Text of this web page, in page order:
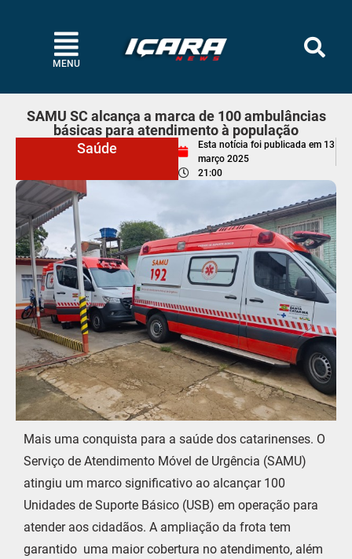
MENU
SAMU SC alcança a marca de 100 ambulâncias
básicas para atendimento à população
Saúde
Esta notícia foi publicada em 13
março 2025
21:00
Mais uma conquista para a saúde dos catarinenses. O
Serviço de Atendimento Móvel de Urgência (SAMU)
atingiu um marco significativo ao alcançar 100
Unidades de Suporte Básico (USB) em operação para
atender aos cidadãos. A ampliação da frota tem
garantido uma maior cobertura no atendimento, além